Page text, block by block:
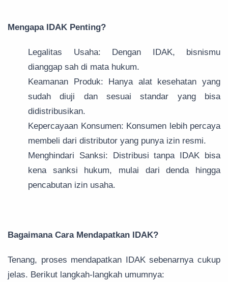
Mengapa IDAK Penting?
Legalitas Usaha: Dengan IDAK, bisnismu
dianggap sah di mata hukum.
Keamanan Produk: Hanya alat kesehatan yang
sudah diuji dan sesuai standar yang bisa
didistribusikan.
Kepercayaan Konsumen: Konsumen lebih percaya
membeli dari distributor yang punya izin resmi.
Menghindari Sanksi: Distribusi tanpa IDAK bisa
kena sanksi hukum, mulai dari denda hingga
pencabutan izin usaha.
Bagaimana Cara Mendapatkan IDAK?
Tenang, proses mendapatkan IDAK sebenarnya cukup
jelas. Berikut langkah-langkah umumnya: